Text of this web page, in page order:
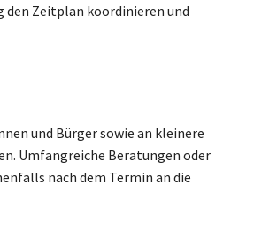
Zeitplan koordinieren und
und Bürger sowie an kleinere
Umfangreiche Beratungen oder
nach dem Termin an die